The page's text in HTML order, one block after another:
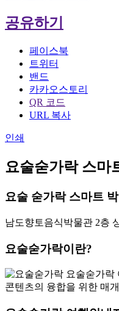
공유하기
페이스북
트위터
밴드
카카오스토리
QR 코드
URL 복사
인쇄
요술숟가락 스마
요술 숟가락 스마트
남도향토음식박물관 2층
요술숟가락이란?